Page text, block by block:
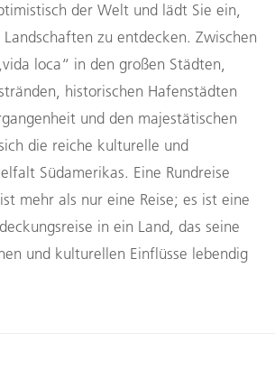
der Welt und lädt Sie ein,
zu entdecken. Zwischen
loca“ in den großen Städten,
historischen Hafenstädten
und den majestätischen
die reiche kulturelle und
Südamerikas. Eine Rundreise
mehr als nur eine Reise; es ist eine
in ein Land, das seine
und kulturellen Einflüsse lebendig